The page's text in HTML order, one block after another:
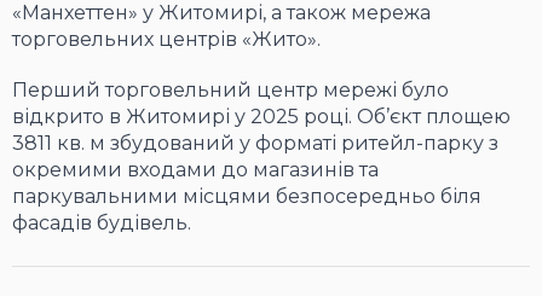
«Манхеттен» у Житомирі, а також мережа
торговельних центрів «Жито».
Перший торговельний центр мережі було
відкрито в Житомирі у 2025 році. Об’єкт площею
3811 кв. м збудований у форматі ритейл-парку з
окремими входами до магазинів та
паркувальними місцями безпосередньо біля
фасадів будівель.